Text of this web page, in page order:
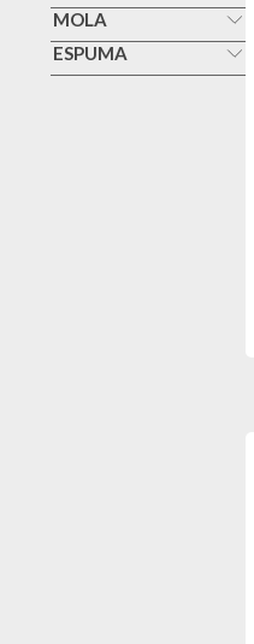
Gazin
Orthocrin
Box
Espuma
MOLA
Ensacada
ESPUMA